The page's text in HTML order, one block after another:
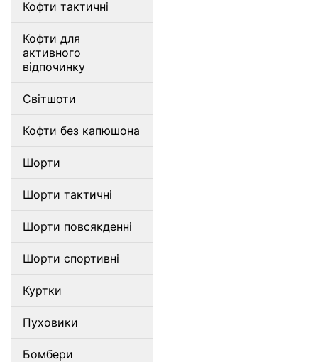
Кофти тактичні
Кофти для
активного
відпочинку
Світшоти
Кофти без капюшона
Шорти
Шорти тактичні
Шорти повсякденні
Шорти спортивні
Куртки
Пуховики
Бомбери